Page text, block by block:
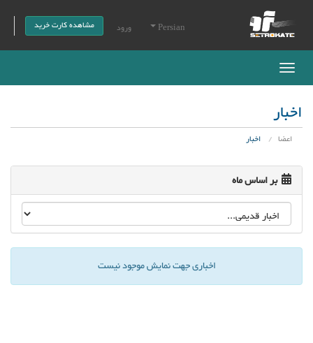
Persian ورود مشاهده کارت خرید
Toggle
navigation
اخبار
اعضا اخبار
بر اساس ماه
اخباری جهت نمایش موجود نیست